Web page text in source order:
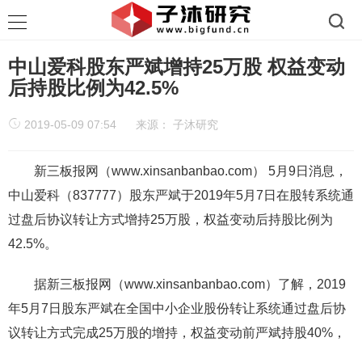
中山爱科股东严斌增持25万股 权益变动
后持股比例为42.5%
2019-05-09 07:54 来源： 子沐研究
新三板报网（www.xinsanbanbao.com） 5月9日消息，
中山爱科（837777）股东严斌于2019年5月7日在股转系统通
过盘后协议转让方式增持25万股，权益变动后持股比例为
42.5%。
据新三板报网（www.xinsanbanbao.com）了解，2019
年5月7日股东严斌在全国中小企业股份转让系统通过盘后协
议转让方式完成25万股的增持，权益变动前严斌持股40%，